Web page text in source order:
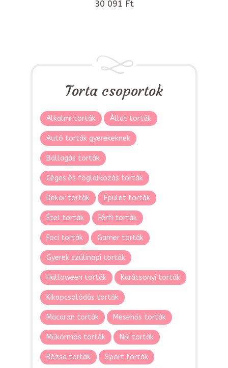
30 091 Ft
Torta csoportok
Alkalmi torták Állat torták
Autó torták gyerekeknek
Ballagás torták
Céges és foglalkozás torták
Dekor torták Épület torták
Étel torták Férfi torták
Foci torták Gamer torták
Gyerek szülinapi torták
Halloween torták Karácsonyi torták
Kikapcsolódás torták
Macaron torták Mesehős torták
Műkörmös torták Női torták
Rózsa torták Sport torták